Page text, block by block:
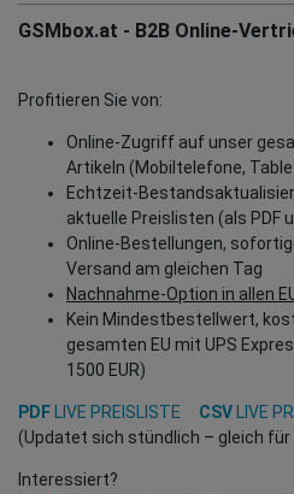
GSMbox.at - B2B Online-
Profitieren Sie von:
Online-Zugriff auf unser
Artikeln (Mobiltelefone,
Echtzeit-
aktuelle Preislisten (als PDF
Online-Bestellungen,
Versand am gleichen Tag
Nachnahme-Option in allen
Kein Mindestbestellwert,
gesamten EU mit UPS
1500 EUR)
PDF LIVE PREISLISTE CSV
LIVE
(Updatet sich stündlich – gleich
Interessiert?